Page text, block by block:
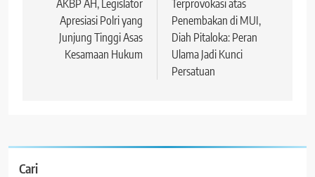
AKBP AH, Legislator
Apresiasi Polri yang
Junjung Tinggi Asas
Kesamaan Hukum
Terprovokasi atas
Penembakan di MUI,
Diah Pitaloka: Peran
Ulama Jadi Kunci
Persatuan
Cari